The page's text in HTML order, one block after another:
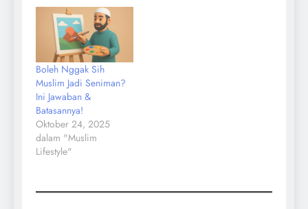
Boleh Nggak Sih
Muslim Jadi Seniman?
Ini Jawaban &
Batasannya!
Oktober 24, 2025
dalam "Muslim
Lifestyle"